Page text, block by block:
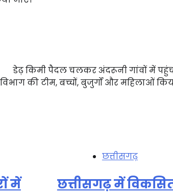
डेढ़ किमी पैदल चलकर अंदरूनी गांवों में
विभाग की टीम, बच्चों, बुजुर्गों और महिलाओं
में
छत्तीसगढ़
छत्तीसगढ़ में